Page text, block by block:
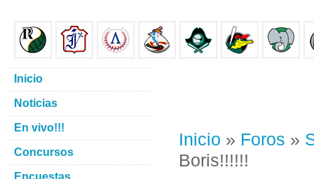
Inicio » Foros »
Boris!!!!!!
Inicio
Noticias
En vivo!!!
Concursos
Encuestas